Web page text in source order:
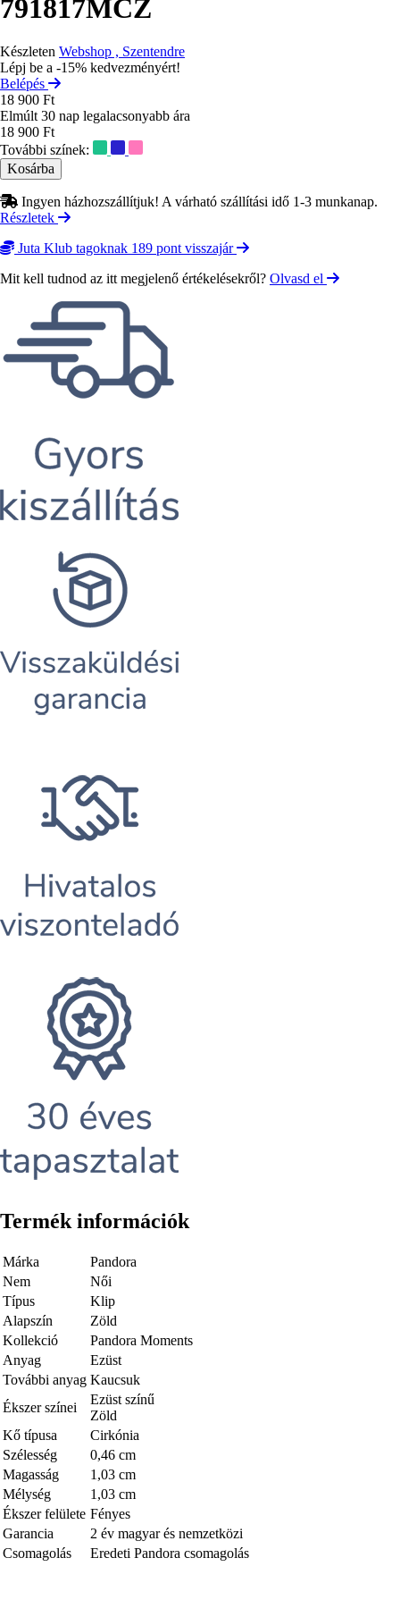
791817MCZ
Készleten Webshop , Szentendre
Lépj be a -15% kedvezményért!
Belépés
18 900 Ft
Elmúlt 30 nap legalacsonyabb ára
18 900 Ft
További színek:
Ingyen házhozszállítjuk! A várható szállítási idő 1-3 munkanap.
Részletek
Juta Klub tagoknak 189 pont visszajár
Mit kell tudnod az itt megjelenő értékelésekről? Olvasd el
Termék információk
Márka
Pandora
Nem
Női
Típus
Klip
Alapszín
Zöld
Kollekció
Pandora Moments
Anyag
Ezüst
További anyag Kaucsuk
Ékszer színei
Ezüst színű
Zöld
Kő típusa
Cirkónia
Szélesség
0,46 cm
Magasság
1,03 cm
Mélység
1,03 cm
Ékszer felülete Fényes
Garancia
2 év magyar és nemzetközi
Csomagolás
Eredeti Pandora csomagolás